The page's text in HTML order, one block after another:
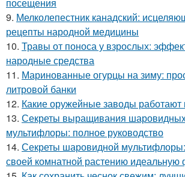
посещения
9. Мелколепестник канадский:
рецепты народной медицины
10. Травы от поноса у взрослых:
народные средства
11. Маринованные огурцы на зиму:
литровой банки
12. Какие оружейные заводы
13. Секреты выращивания
мультифлоры: полное руководство
14. Секреты шаровидной
своей комнатной растению